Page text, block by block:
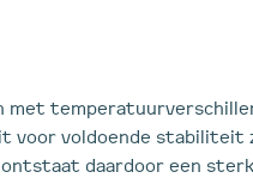
met
voor voldoende stabiliteit
daardoor een